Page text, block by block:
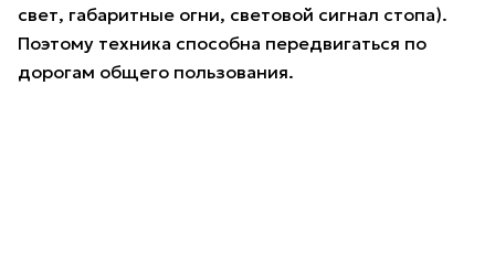
свет, габаритные огни, световой сигнал стопа).
Поэтому техника способна передвигаться по
дорогам общего пользования.